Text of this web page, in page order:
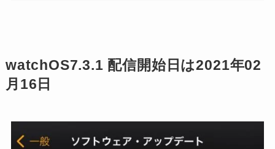
watchOS7.3.1 配信開始日は2021年02
月16日